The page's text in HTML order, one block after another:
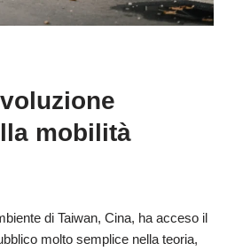
mobilità
di Taiwan, Cina, ha acceso il
molto semplice nella teoria,